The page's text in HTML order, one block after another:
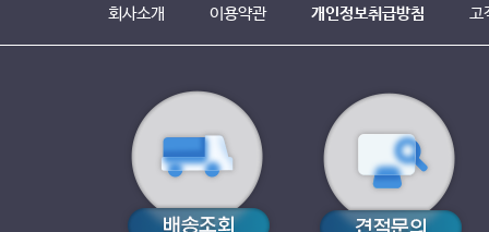
회사소개 이용약관 개인정보취급방침 고